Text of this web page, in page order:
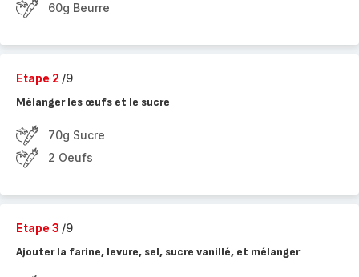
60g Beurre
Etape 2 /9
Mélanger les œufs et le sucre
70g Sucre
2 Oeufs
Etape 3 /9
Ajouter la farine, levure, sel, sucre vanillé, et mélanger